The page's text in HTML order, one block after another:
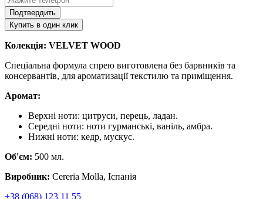
Подтвердить
Купить в один клик
Колекція: VELVET WOOD
Спеціальна формула спрею виготовлена без барвників та
консервантів, для ароматизації текстилю та приміщення.
Аромат:
Верхні ноти: цитруси, перець, ладан.
Середні ноти: ноти гурманські, ваніль, амбра.
Нижні ноти: кедр, мускус.
Об'єм: 500 мл.
Виробник: Cereria Molla, Іспанія
+38 (068) 123 11 55